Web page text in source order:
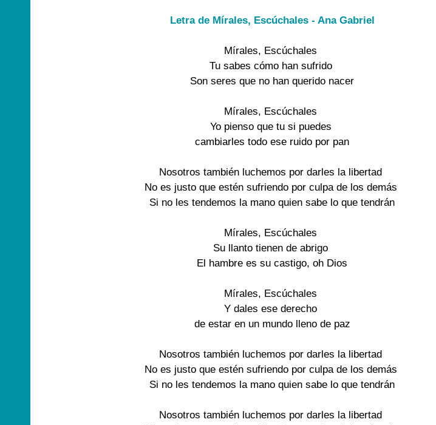
Letra de Mírales, Escúchales - Ana Gabriel
Mírales, Escúchales
Tu sabes cómo han sufrido
Son seres que no han querido nacer
Mírales, Escúchales
Yo pienso que tu si puedes
cambiarles todo ese ruido por pan
Nosotros también luchemos por darles la libertad
No es justo que estén sufriendo por culpa de los demás
Si no les tendemos la mano quien sabe lo que tendrán
Mírales, Escúchales
Su llanto tienen de abrigo
El hambre es su castigo, oh Dios
Mírales, Escúchales
Y dales ese derecho
de estar en un mundo lleno de paz
Nosotros también luchemos por darles la libertad
No es justo que estén sufriendo por culpa de los demás
Si no les tendemos la mano quien sabe lo que tendrán
Nosotros también luchemos por darles la libertad